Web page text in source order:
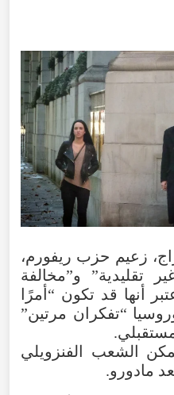
زعيم حزب ريفورم،
تقليدية” و”مخالفة
أنها قد تكون “أمرًا
“تفكران مرتين”
الشعب الفنزويلي
مادورو.